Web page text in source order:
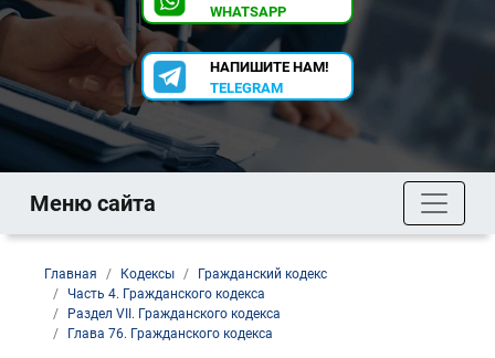
WHATSAPP
НАПИШИТЕ НАМ!
TELEGRAM
Меню сайта
Главная Кодексы
Гражданский кодекс
Часть 4. Гражданского кодекса
Раздел VII. Гражданского кодекса
Глава 76. Гражданского кодекса